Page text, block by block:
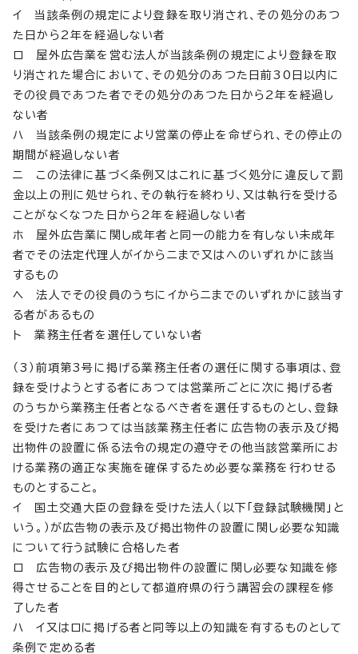
イ 当該条例の規定により登録を取り消され、その処分のあつ
た日から2年を経過しない者
ロ 屋外広告業を営む法人が当該条例の規定により登録を取
り消された場合において、その処分のあつた日前30日以内に
その役員であつた者でその処分のあつた日から2年を経過し
ない者
ハ 当該条例の規定により営業の停止を命ぜられ、その停止の
期間が経過しない者
ニ この法律に基づく条例又はこれに基づく処分に違反して罰
金以上の刑に処せられ、その執行を終わり、又は執行を受ける
ことがなくなつた日から2年を経過しない者
ホ 屋外広告業に関し成年者と同一の能力を有しない未成年
者でその法定代理人がイからニまで又はへのいずれかに該当
するもの
ヘ 法人でその役員のうちにイからニまでのいずれかに該当す
る者があるもの
ト 業務主任者を選任していない者
（3）前項第3号に掲げる業務主任者の選任に関する事項は、登
録を受けようとする者にあつては営業所ごとに次に掲げる者
のうちから業務主任者となるべき者を選任するものとし、登録
を受けた者にあつては当該業務主任者に広告物の表示及び掲
出物件の設置に係る法令の規定の遵守その他当該営業所にお
ける業務の適正な実施を確保するため必要な業務を行わせる
ものとすること。
イ 国土交通大臣の登録を受けた法人（以下「登録試験機関」と
いう。）が広告物の表示及び掲出物件の設置に関し必要な知識
について行う試験に合格した者
ロ 広告物の表示及び掲出物件の設置に関し必要な知識を修
得させることを目的として都道府県の行う講習会の課程を修
了した者
ハ イ又はロに掲げる者と同等以上の知識を有するものとして
条例で定める者